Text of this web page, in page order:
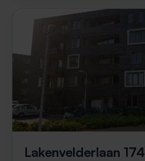
Lakenvelderlaan 174